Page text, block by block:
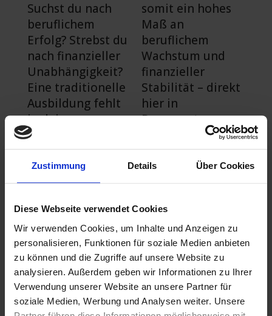
Zustimmung Details Über Cookies
Diese Webseite verwendet Cookies
Wir verwenden Cookies, um Inhalte und Anzeigen zu
personalisieren, Funktionen für soziale Medien anbieten
zu können und die Zugriffe auf unsere Website zu
analysieren. Außerdem geben wir Informationen zu Ihrer
Verwendung unserer Website an unsere Partner für
soziale Medien, Werbung und Analysen weiter. Unsere
Suchst du nach
beruflichem
Erfolg? Strebst du
nach finanzieller
Unabhängigkeit?
Eine traditionelle
Ausbildung fehlt
in deinem
Lebenslauf? Kein
Grund zur Sorge!
In Rosengarten
gibt es viele
ten ohne
Ausbildung. Sie
könnten dich
deinen Zielen
näher bringen.
Die veränderte
somit ein hohes
Maß an
beruflichem
Wachstum und
finanzieller
Stabilität – direkt
hier in
Rosengarten.
Weiterbildung
Vertrieb keine
formale
Ausbildung
erforderlich ist,
ist
kontinuierliche
Weiterbildung